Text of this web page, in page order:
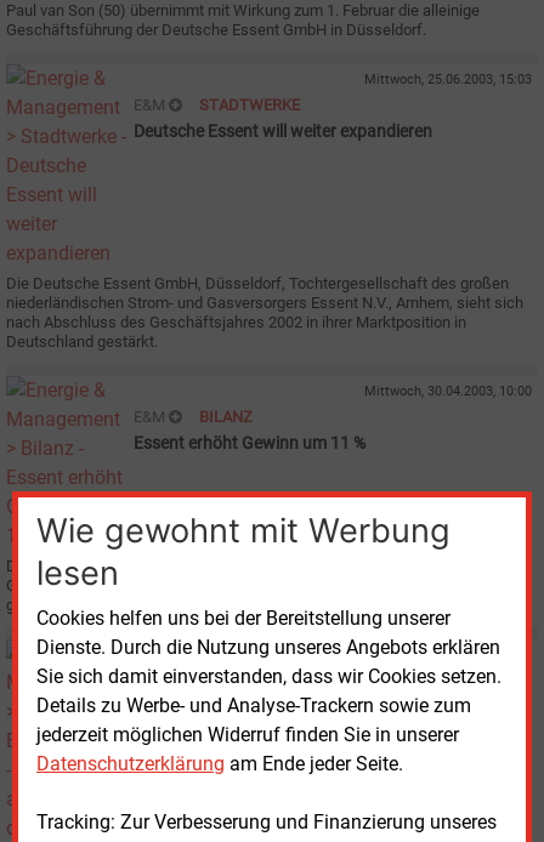
Wie gewohnt mit Werbung
lesen
Cookies helfen uns bei der Bereitstellung unserer
Dienste. Durch die Nutzung unseres Angebots erklären
Sie sich damit einverstanden, dass wir Cookies setzen.
Details zu Werbe- und Analyse-Trackern sowie zum
jederzeit möglichen Widerruf finden Sie in unserer
Datenschutzerklärung am Ende jeder Seite.
Tracking: Zur Verbesserung und Finanzierung unseres
Paul van Son (50) übernimmt mit Wirkung zum 1. Februar die alleinige
Geschäftsführung der Deutsche Essent GmbH in Düsseldorf.
Mittwoch, 25.06.2003, 15:03
E&M STADTWERKE
Deutsche Essent will weiter expandieren
Die Deutsche Essent GmbH, Düsseldorf, Tochtergesellschaft des großen
niederländischen Strom- und Gasversorgers Essent N.V., Arnhem, sieht sich
nach Abschluss des Geschäftsjahres 2002 in ihrer Marktposition in
Deutschland gestärkt.
Mittwoch, 30.04.2003, 10:00
E&M BILANZ
Essent erhöht Gewinn um 11 %
Der niederländische Versorger Essent BV hat seinen Gewinn vor Steuern im
Geschäftsjahr 2002 gegenüber dem Vorjahr um rund 11 % auf 311 Mio. Euro
gesteigert.
Dienstag, 3.12.2002, 16:27
E&M BETEILIGUNGEN
Essent setzt auf deutschen Wind